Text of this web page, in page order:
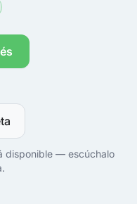
disponible — escúchalo